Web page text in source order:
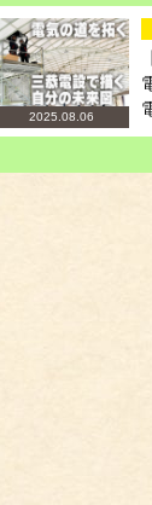
2025.08.06